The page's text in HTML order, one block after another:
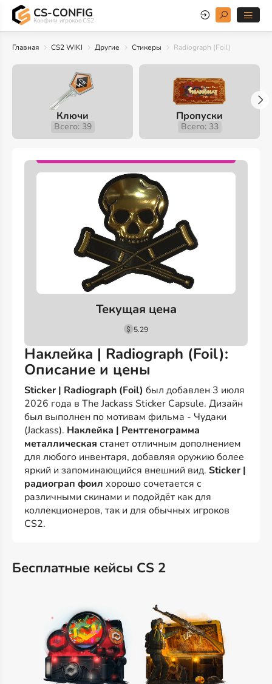
CS-CONFIG
Конфиги игроков CS2
Главная CS2 WIKI Другие Стикеры Radiograph (Foil)
Ключи
Всего: 39
Пропуски
Всего: 33
Текущая цена
5.29
Наклейка | Radiograph (Foil):
Описание и цены
Sticker | Radiograph (Foil) был добавлен 3 июля
2026 года в The Jackass Sticker Capsule. Дизайн
был выполнен по мотивам фильма - Чудаки
(Jackass). Наклейка | Рентгенограмма
металлическая станет отличным дополнением
для любого инвентаря, добавляя оружию более
яркий и запоминающийся внешний вид. Sticker |
радиограп фоил хорошо сочетается с
различными скинами и подойдёт как для
коллекционеров, так и для обычных игроков
CS2.
Бесплатные кейсы CS 2